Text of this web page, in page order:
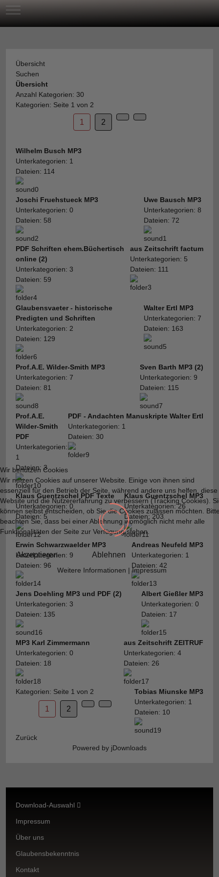
Mobile Menu Toggle
Übersicht
Suchen
Übersicht
Anzahl Kategorien: 30
Kategorien: Seite 1 von 2
1 2
Wilhelm Busch MP3
Unterkategorien: 1
Dateien: 114
Uwe Bausch MP3
Unterkategorien: 8
Dateien: 72
Joschi Fruehstueck MP3
Unterkategorien: 0
Dateien: 58
aus Zeitschrift factum
Unterkategorien: 5
Dateien: 111
PDF Schriften ehem.Büchertisch
online (2)
Unterkategorien: 3
Dateien: 59
Walter Ertl MP3
Unterkategorien: 7
Dateien: 163
Glaubensvaeter - historische
Predigten und Schriften
Unterkategorien: 2
Dateien: 129
Sven Barth MP3 (2)
Unterkategorien: 9
Dateien: 115
Prof.A.E. Wilder-Smith MP3
Unterkategorien: 7
Dateien: 81
PDF - Andachten Manuskripte Walter Ertl
Unterkategorien: 1
Dateien: 30
Prof.A.E.
Wilder-Smith
PDF
Unterkategorien:
1
Dateien: 3
Klaus Guentzschel MP3
Unterkategorien: 26
Dateien: 203
Klaus Guentzschel PDF Texte
Unterkategorien: 0
Dateien: 5
Andreas Neufeld MP3
Unterkategorien: 1
Dateien: 42
Erwin Schwarzwaelder MP3
Unterkategorien: 9
Dateien: 96
Albert Gießler MP3
Unterkategorien: 0
Dateien: 17
Jens Doehling MP3 und PDF (2)
Unterkategorien: 3
Dateien: 135
aus Zeitschrift ZEITRUF
Unterkategorien: 4
Dateien: 26
MP3 Karl Zimmermann
Unterkategorien: 0
Dateien: 18
Tobias Miunske MP3
Unterkategorien: 1
Dateien: 10
Kategorien: Seite 1 von 2
1 2
Zurück
Powered by jDownloads
Download-Auswahl
Impressum
Über uns
Glaubensbekenntnis
Kontakt
Wir benutzen Cookies
Wir nutzen Cookies auf unserer Website. Einige von ihnen sind
essenziell für den Betrieb der Seite, während andere uns helfen, diese
Website und die Nutzererfahrung zu verbessern (Tracking Cookies).
können selbst entscheiden, ob Sie die Cookies zulassen möchten.
beachten Sie, dass bei einer Ablehnung womöglich nicht mehr alle
Funktionalitäten der Seite zur Verfügung stehen.
Akzeptieren Ablehnen
Weitere Informationen |Impressum